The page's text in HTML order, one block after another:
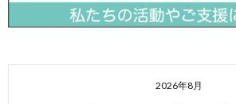
2026年8月